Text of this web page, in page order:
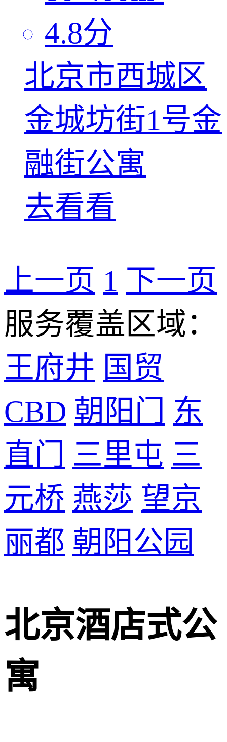
4.8分
北京市西城区
金城坊街1号金
融街公寓
去看看
上一页 1 下一页
服务覆盖区域：
王府井 国贸
CBD 朝阳门
东
直门
三里屯 三
元桥 燕莎 望京
丽都 朝阳公园
北京酒店式公
寓